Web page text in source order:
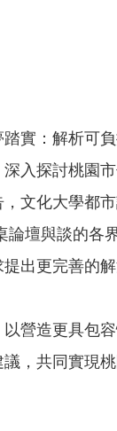
實：解析可
入探討桃園
文化大學都
壇與談的
出更完善的
營造更具包
，共同實現桃